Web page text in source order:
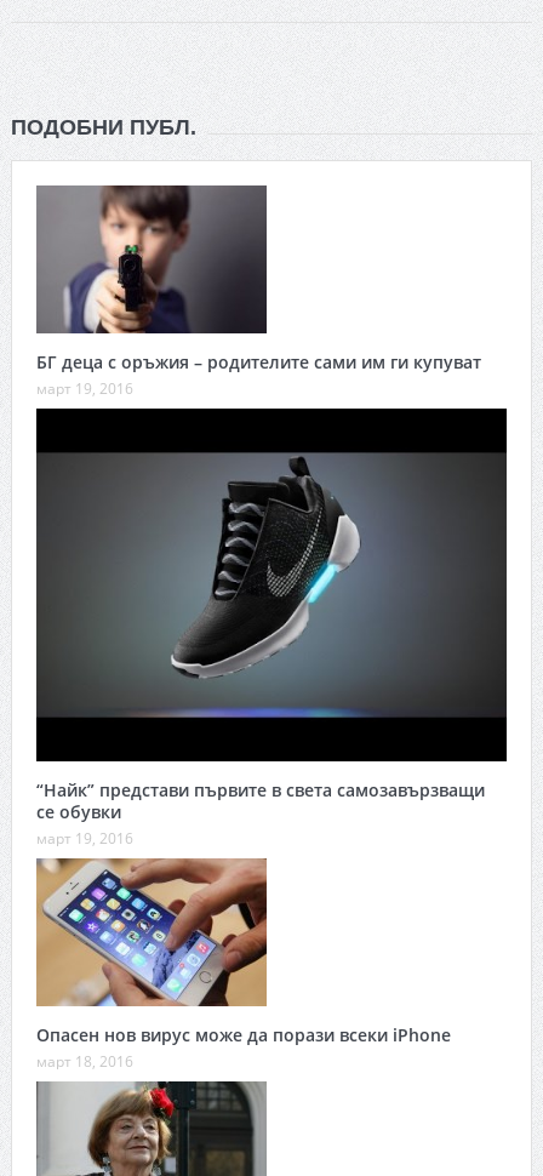
ПОДОБНИ ПУБЛ.
БГ деца с оръжия – родителите сами им ги купуват
март 19, 2016
“Найк” представи първите в света самозавързващи
се обувки
март 19, 2016
Опасен нов вирус може да порази всеки iPhone
март 18, 2016